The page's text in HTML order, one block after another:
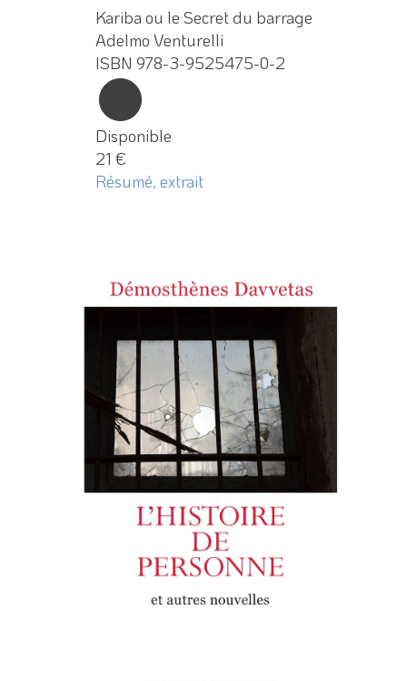
Kariba ou le Secret du barrage
Adelmo Venturelli
ISBN 978-3-9525475-0-2
Disponible
21 €
Résumé, extrait